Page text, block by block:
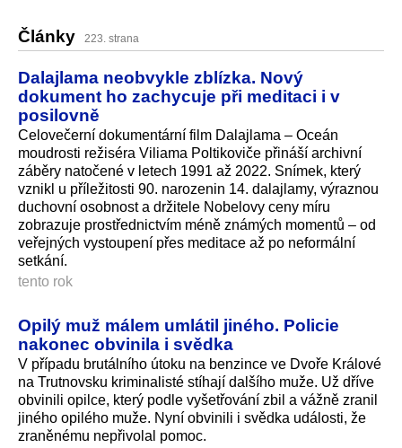
Články 223. strana
Dalajlama neobvykle zblízka. Nový
dokument ho zachycuje při meditaci i v
posilovně
Celovečerní dokumentární film Dalajlama – Oceán
moudrosti režiséra Viliama Poltikoviče přináší archivní
záběry natočené v letech 1991 až 2022. Snímek, který
vznikl u příležitosti 90. narozenin 14. dalajlamy, výraznou
duchovní osobnost a držitele Nobelovy ceny míru
zobrazuje prostřednictvím méně známých momentů – od
veřejných vystoupení přes meditace až po neformální
setkání.
tento rok
Opilý muž málem umlátil jiného. Policie
nakonec obvinila i svědka
V případu brutálního útoku na benzince ve Dvoře Králové
na Trutnovsku kriminalisté stíhají dalšího muže. Už dříve
obvinili opilce, který podle vyšetřování zbil a vážně zranil
jiného opilého muže. Nyní obvinili i svědka události, že
zraněnému nepřivolal pomoc.